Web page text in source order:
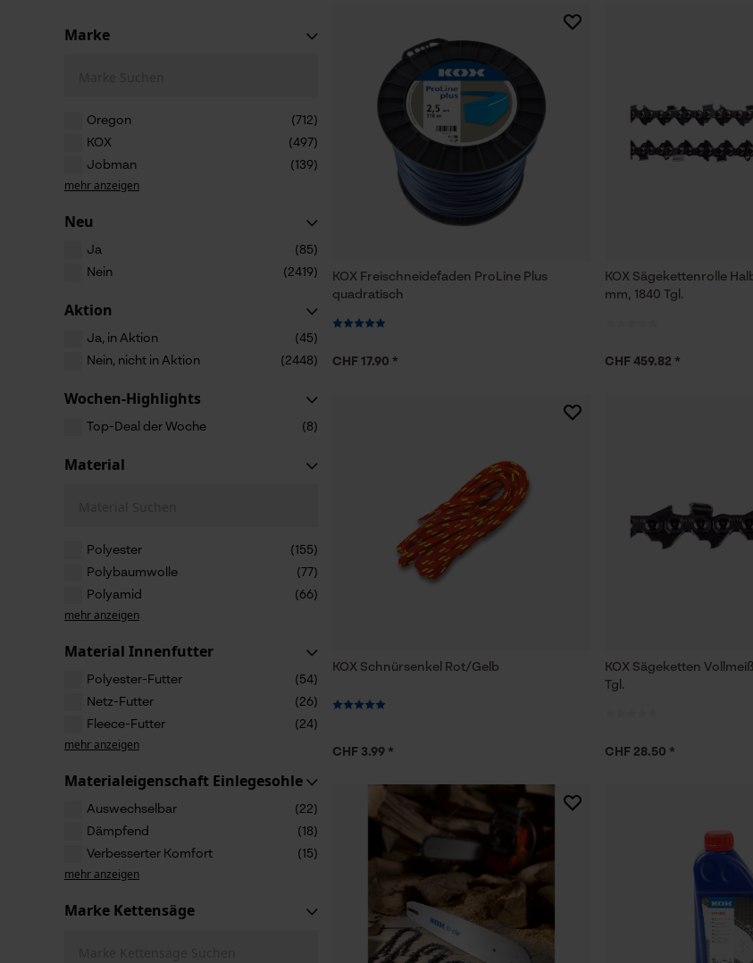
Marke
Oregon
(712)
KOX
(497)
Jobman
(139)
mehr anzeigen
Neu
Ja
(85)
Nein
(2419)
Aktion
Ja, in Aktion
(45)
Nein, nicht in Aktion
(2448)
Wochen-Highlights
Top-Deal der Woche (8)
Material
Polyester
(155)
Polybaumwolle
(77)
Polyamid
(66)
mehr anzeigen
Material Innenfutter
Polyester-Futter
(54)
Netz-Futter
(26)
Fleece-Futter
(24)
mehr anzeigen
Materialeigenschaft Einlegesohle
Auswechselbar
(22)
Dämpfend
(18)
Verbesserter Komfort
(15)
mehr anzeigen
Marke Kettensäge
KOX Freischneidefaden ProLine Plus
quadratisch
CHF 17.90 *
KOX Sägekettenrolle
mm, 1840 Tgl.
CHF 459.82 *
KOX Schnürsenkel Rot/Gelb
CHF 3.99 *
KOX Sägeketten
Tgl.
CHF 28.50 *